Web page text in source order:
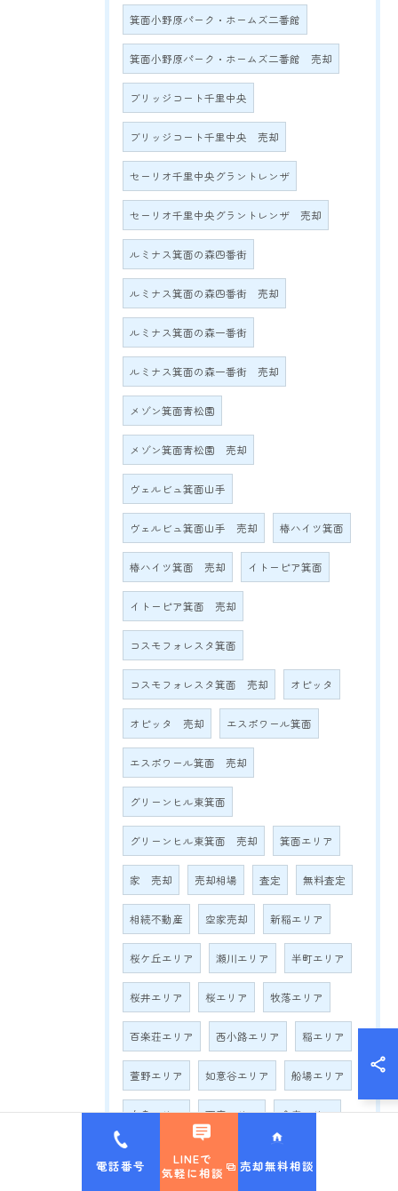
箕面小野原パーク・ホームズ二番館
箕面小野原パーク・ホームズ二番館 売却
ブリッジコート千里中央
ブリッジコート千里中央 売却
セーリオ千里中央グラントレンザ
セーリオ千里中央グラントレンザ 売却
ルミナス箕面の森四番街
ルミナス箕面の森四番街 売却
ルミナス箕面の森一番街
ルミナス箕面の森一番街 売却
メゾン箕面青松園
メゾン箕面青松園 売却
ヴェルビュ箕面山手
ヴェルビュ箕面山手 売却 椿ハイツ箕面
椿ハイツ箕面 売却 イトーピア箕面
イトーピア箕面 売却
コスモフォレスタ箕面
コスモフォレスタ箕面 売却 オピッタ
オピッタ 売却 エスポワール箕面
エスポワール箕面 売却
グリーンヒル東箕面
グリーンヒル東箕面 売却 箕面エリア
家 売却 売却相場 査定 無料査定
相続不動産 空家売却 新稲エリア
桜ケ丘エリア 瀬川エリア 半町エリア
桜井エリア 桜エリア 牧落エリア
百楽荘エリア 西小路エリア 稲エリア
萱野エリア 如意谷エリア 船場エリア
白島エリア 西宿エリア 今宮エリア
石丸エリア 外院エリア
電話番号
LINEで
気軽に相談
売却無料相談